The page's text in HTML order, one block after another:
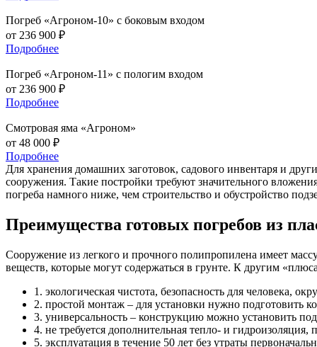
Погреб «Агроном-10» с боковым входом
от 236 900 ₽
Подробнее
Погреб «Агроном-11» с пологим входом
от 236 900 ₽
Подробнее
Смотровая яма «Агроном»
от 48 000 ₽
Подробнее
Для хранения домашних заготовок, садового инвентаря и
сооружения. Такие постройки требуют значительного
погреба намного ниже, чем строительство и обустройство
Преимущества готовых погребов из
Сооружение из легкого и прочного полипропилена имеет
веществ, которые могут содержаться в грунте. К другим
1. экологическая чистота, безопасность для человека,
2. простой монтаж – для установки нужно подготовить
3. универсальность – конструкцию можно установить
4. не требуется дополнительная тепло- и
5. эксплуатация в течение 50 лет без утраты